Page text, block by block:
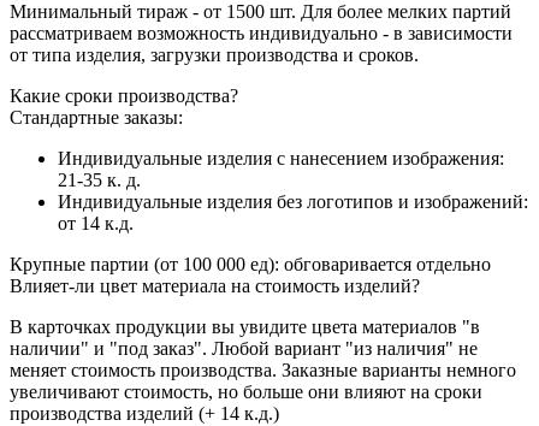
Минимальный тираж - от 1500 шт. Для более мелких партий
рассматриваем возможность индивидуально - в зависимости
от типа изделия, загрузки производства и сроков.
Какие сроки производства?
Стандартные заказы:
Индивидуальные изделия с нанесением изображения:
21-35 к. д.
Индивидуальные изделия без логотипов и изображений:
от 14 к.д.
Крупные партии (от 100 000 ед): обговаривается отдельно
Влияет-ли цвет материала на стоимость изделий?
В карточках продукции вы увидите цвета материалов "в
наличии" и "под заказ". Любой вариант "из наличия" не
меняет стоимость производства. Заказные варианты немного
увеличивают стоимость, но больше они влияют на сроки
производства изделий (+ 14 к.д.)